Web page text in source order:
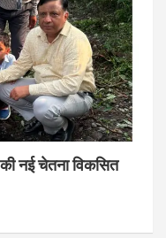
नई चेतना विकसित